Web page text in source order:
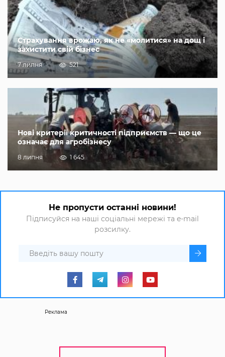
Страхування врожаю, як не «молитися» на дощ і
захистити свій бізнес
7 липня 521
Нові критерії критичності підприємств — що це
означає для агробізнесу
8 липня 1 645
Не пропусти останні новини!
Підписуйся на наші соціальні мережі та e-mail
розсилку.
Реклама